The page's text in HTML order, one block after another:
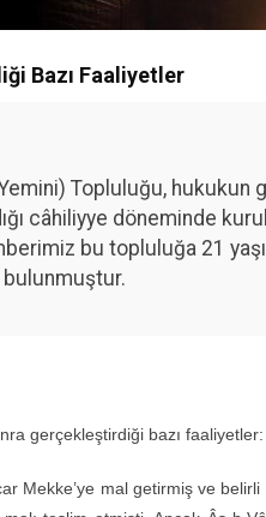
Bazı Faaliyetler
Topluluğu, hukukun
câhiliyye döneminde
bu topluluğa 21
bulunmuştur.
gerçekleştirdiği bazı faaliyetler:
Mekke’ye mal getirmiş ve